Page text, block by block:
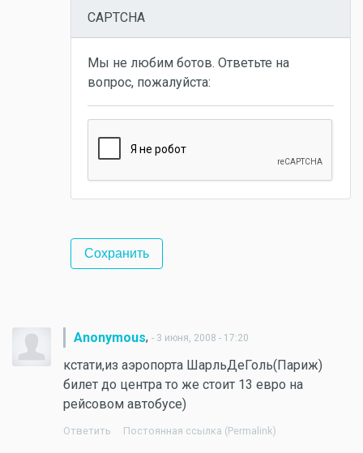
CAPTCHA
Мы не любим ботов. Ответьте на
вопрос, пожалуйста:
Anonymous, - 3 июня, 2008 - 17:20
кстати,из аэропорта ШарльДеГоль(Париж)
билет до центра то же стоит 13 евро на
рейсовом автобусе)
Ответить Постоянная ссылка (Permalink)